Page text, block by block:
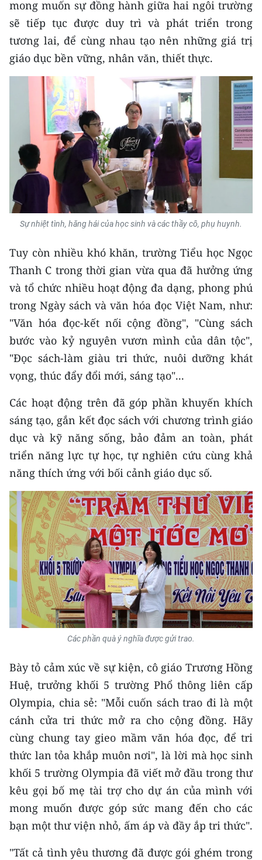
mong muốn sự đồng hành giữa hai ngôi trường
sẽ tiếp tục được duy trì và phát triển trong
tương lai, để cùng nhau tạo nên những giá trị
giáo dục bền vững, nhân văn, thiết thực.
Sự nhiệt tình, hăng hái của học sinh và các thầy cô, phụ huynh.
Tuy còn nhiều khó khăn, trường Tiểu học Ngọc
Thanh C trong thời gian vừa qua đã hưởng ứng
và tổ chức nhiều hoạt động đa dạng, phong phú
trong Ngày sách và văn hóa đọc Việt Nam, như:
"Văn hóa đọc-kết nối cộng đồng", "Cùng sách
bước vào kỷ nguyên vươn mình của dân tộc",
"Đọc sách-làm giàu tri thức, nuôi dưỡng khát
vọng, thúc đẩy đổi mới, sáng tạo"...
Các hoạt động trên đã góp phần khuyến khích
sáng tạo, gắn kết đọc sách với chương trình giáo
dục và kỹ năng sống, bảo đảm an toàn, phát
triển năng lực tự học, tự nghiên cứu cùng khả
năng thích ứng với bối cảnh giáo dục số.
Các phần quà ý nghĩa được gửi trao.
Bày tỏ cảm xúc về sự kiện, cô giáo Trương Hồng
Huệ, trưởng khối 5 trường Phổ thông liên cấp
Olympia, chia sẻ: "Mỗi cuốn sách trao đi là một
cánh cửa tri thức mở ra cho cộng đồng. Hãy
cùng chung tay gieo mầm văn hóa đọc, để tri
thức lan tỏa khắp muôn nơi", là lời mà học sinh
khối 5 trường Olympia đã viết mở đầu trong thư
kêu gọi bố mẹ tài trợ cho dự án của mình với
mong muốn được góp sức mang đến cho các
bạn một thư viện nhỏ, ấm áp và đầy ắp tri thức".
"Tất cả tình yêu thương đã được gói ghém trong